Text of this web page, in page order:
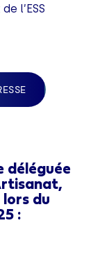
l’ESS
déléguée
lors du
: